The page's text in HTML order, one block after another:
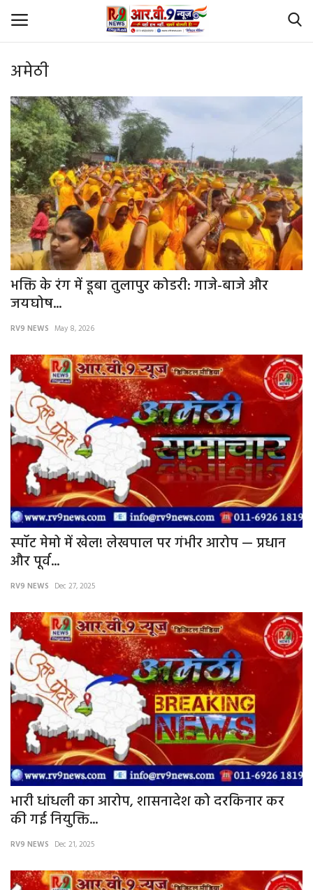
Home
Id Card Verification
About Us
Contact
YouTube
राष्‍ट्रीय
गैलरी
अंतरराष्ट्रीय
राजनीति
मौसम समाचार
दिल्ली
उत्तर प्रदेश
व्यापार/रोजगार
महाराष्ट्र
More
बिहार
संस्कृति, धर्म और आस्था
राशिफल
अमेठी
भक्ति के रंग में डूबा तुलापुर कोडरी: गाजे-बाजे और
जयघोष...
RV9 NEWS May 8, 2026
स्पॉट मेमो में खेल! लेखपाल पर गंभीर आरोप — प्रधान
और पूर्व...
RV9 NEWS Dec 27, 2025
भारी धांधली का आरोप, शासनादेश को दरकिनार कर
की गई नियुक्ति...
RV9 NEWS Dec 21, 2025